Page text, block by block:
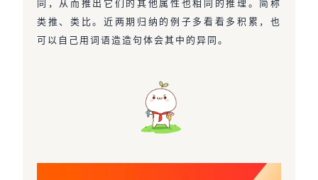
同，从而推出它们的其他属性也相同的推理。简称
类推、类比。近两期归纳的例子多看看多积累，也
可以自己用词语造造句体会其中的异同。